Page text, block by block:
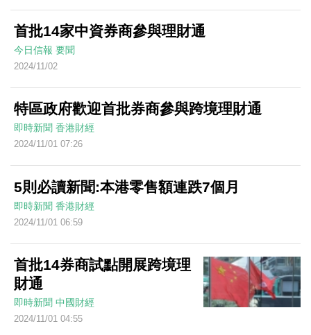
首批14家中資券商參與理財通
今日信報 要聞
2024/11/02
特區政府歡迎首批券商參與跨境理財通
即時新聞 香港財經
2024/11/01 07:26
5則必讀新聞:本港零售額連跌7個月
即時新聞 香港財經
2024/11/01 06:59
首批14券商試點開展跨境理
財通
即時新聞 中國財經
2024/11/01 04:55